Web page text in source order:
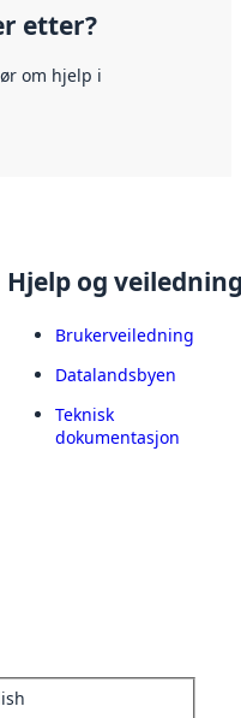
etter?
om hjelp i
Hjelp og
Brukerveiledning
Datalandsbyen
Teknisk
dokumentasjon